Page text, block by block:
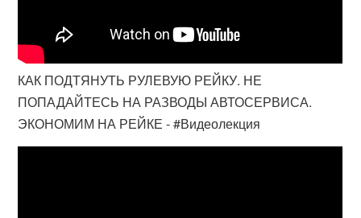
КАК ПОДТЯНУТЬ РУЛЕВУЮ РЕЙКУ. НЕ
ПОПАДАЙТЕСЬ НА РАЗВОДЫ АВТОСЕРВИСА.
ЭКОНОМИМ НА РЕЙКЕ - #Видеолекция